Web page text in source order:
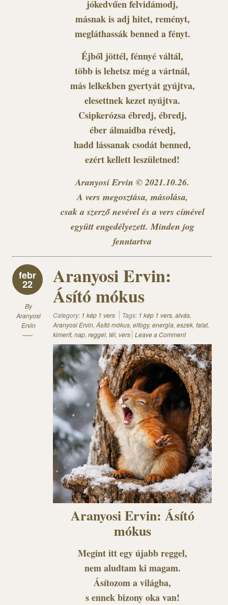
jókedvűen felvidámodj,
másnak is adj hitet, reményt,
megláthassák benned a fényt.
Éjből jöttél, fénnyé váltál,
több is lehetsz még a vártnál,
más lelkekben gyertyát gyújtva,
elesettnek kezet nyújtva.
Csipkerózsa ébredj, ébredj,
éber álmaidba révedj,
hadd lássanak csodát benned,
ezért kellett leszületned!
Aranyosi Ervin © 2021.10.26.
A vers megosztása, másolása,
csak a szerző nevével és a vers címével
együtt engedélyezett. Minden jog
fenntartva
febr
22
By
Aranyosi
Ervin
Aranyosi Ervin:
Ásító mókus
Category: 1 kép 1 vers Tags: 1 kép 1 vers, alvás,
Aranyosi Ervin, Ásító mókus, elfogy, energia, eszek, falat,
kimerít, nap, reggel, tél, vers Leave a Comment
Aranyosi Ervin: Ásító
mókus
Megint itt egy újabb reggel,
nem aludtam ki magam.
Ásítozom a világba,
s ennek bizony oka van!